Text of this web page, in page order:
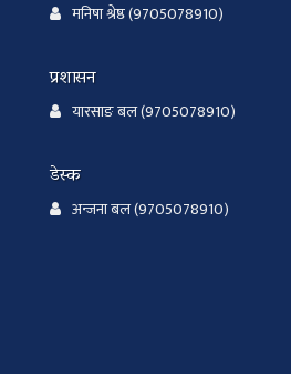
मनिषा श्रेष्ठ (9705078910)
प्रशासन
यारसाङ बल (9705078910)
डेस्क
अन्जना बल (9705078910)